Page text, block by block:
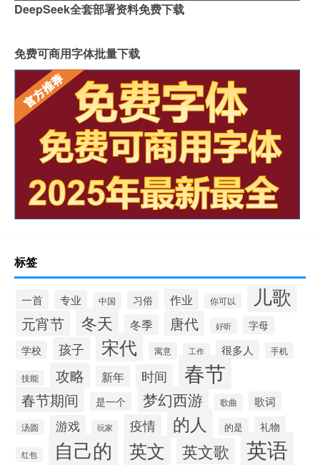
DeepSeek全套部署资料免费下载
免费可商用字体批量下载
标签
一首 专业 中国 习俗 作业 你可以 儿歌
元宵节 冬天 冬季 唐代 好听
字母
学校
孩子 宋代 寓意 工作 很多人 手机
技能 攻略 新年 时间 春节
春节期间 是一个 梦幻西游 歌曲 歌词
汤圆 游戏 玩家 疫情 的人 的是 礼物
红包 自己的 英文 英文歌 英语